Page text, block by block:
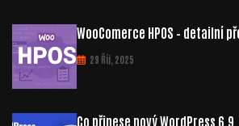
WooComerce HPOS – detailní
29 Říj, 2025
Co přinese nový WordPress 6.9